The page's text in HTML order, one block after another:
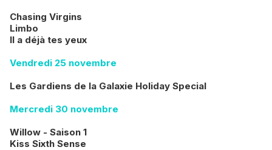
Chasing Virgins
Limbo
Il a déjà tes yeux
Vendredi 25 novembre
Les Gardiens de la Galaxie Holiday Special
Mercredi 30 novembre
Willow - Saison 1
Kiss Sixth Sense